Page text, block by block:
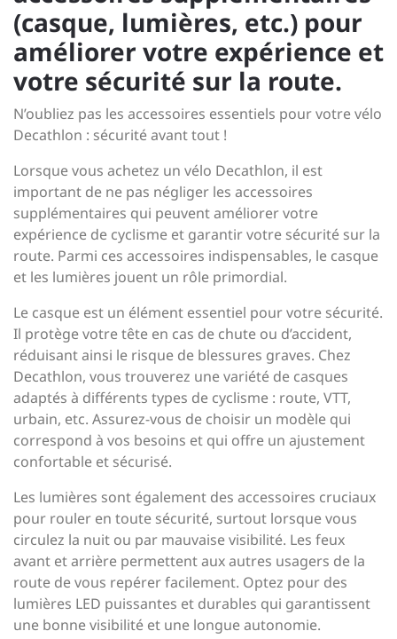
(casque, lumières, etc.) pour
améliorer votre expérience et
votre sécurité sur la route.
N’oubliez pas les accessoires essentiels pour votre vélo
Decathlon : sécurité avant tout !
Lorsque vous achetez un vélo Decathlon, il est
important de ne pas négliger les accessoires
supplémentaires qui peuvent améliorer votre
expérience de cyclisme et garantir votre sécurité sur la
route. Parmi ces accessoires indispensables, le casque
et les lumières jouent un rôle primordial.
Le casque est un élément essentiel pour votre sécurité.
Il protège votre tête en cas de chute ou d’accident,
réduisant ainsi le risque de blessures graves. Chez
Decathlon, vous trouverez une variété de casques
adaptés à différents types de cyclisme : route, VTT,
urbain, etc. Assurez-vous de choisir un modèle qui
correspond à vos besoins et qui offre un ajustement
confortable et sécurisé.
Les lumières sont également des accessoires cruciaux
pour rouler en toute sécurité, surtout lorsque vous
circulez la nuit ou par mauvaise visibilité. Les feux
avant et arrière permettent aux autres usagers de la
route de vous repérer facilement. Optez pour des
lumières LED puissantes et durables qui garantissent
une bonne visibilité et une longue autonomie.